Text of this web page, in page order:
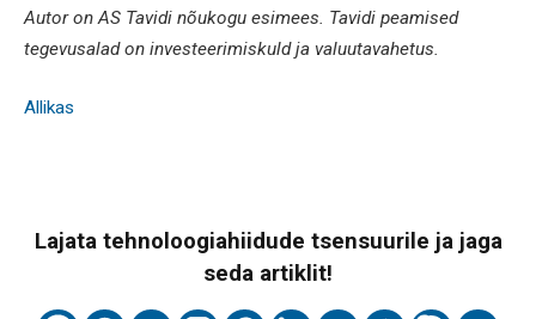
Autor on AS Tavidi nõukogu esimees. Tavidi peamised
tegevusalad on investeerimiskuld ja valuutavahetus.
Allikas
Lajata tehnoloogiahiidude tsensuurile ja jaga
seda artiklit!